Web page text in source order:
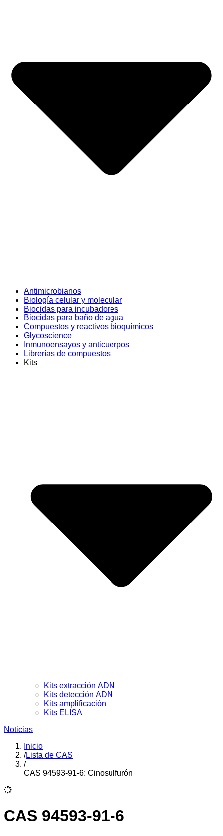
Antimicrobianos
Biología celular y molecular
Biocidas para incubadores
Biocidas para baño de agua
Compuestos y reactivos bioquímicos
Glycoscience
Inmunoensayos y anticuerpos
Librerías de compuestos
Kits
Kits extracción ADN
Kits detección ADN
Kits amplificación
Kits ELISA
Noticias
Inicio
/Lista de CAS
/
CAS 94593-91-6: Cinosulfurón
CAS 94593-91-6